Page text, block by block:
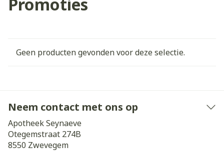
Geen producten gevonden voor deze selectie.
Neem contact met ons op
Apotheek Seynaeve
Otegemstraat 274B
8550 Zwevegem